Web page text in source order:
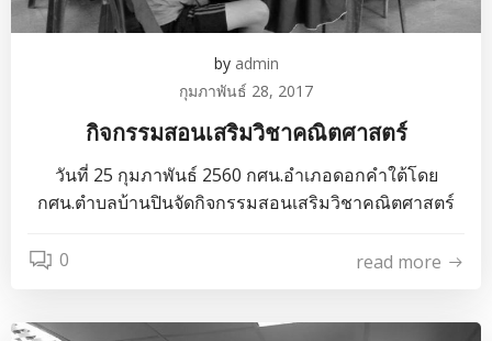
by admin
กุมภาพันธ์ 28, 2017
กิจกรรมสอนเสริมวิชาคณิตศาสตร์
วันที่ 25 กุมภาพันธ์ 2560 กศน.อำเภอดอกคำใต้โดย
กศน.ตำบลบ้านปินจัดกิจกรรมสอนเสริมวิชาคณิตศาสตร์
0 read more